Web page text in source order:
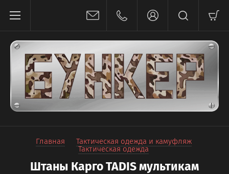
Главная
Тактическая одежда и камуфляж
Тактическая одежда
Штаны Карго TADIS мультикам